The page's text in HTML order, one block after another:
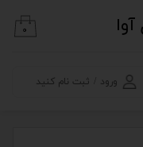
ورود ثبت نام کنید
۰